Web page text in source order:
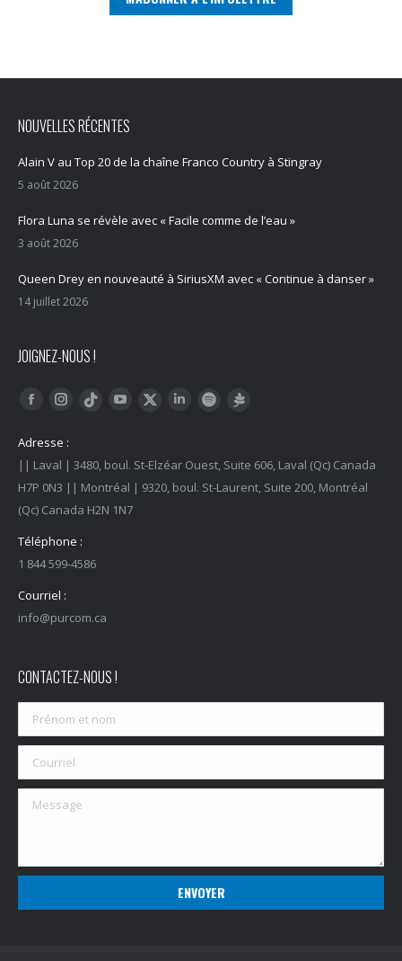
NOUVELLES RÉCENTES
Alain V au Top 20 de la chaîne Franco Country à Stingray
5 août 2026
Flora Luna se révèle avec « Facile comme de l’eau »
3 août 2026
Queen Drey en nouveauté à SiriusXM avec « Continue à danser »
14 juillet 2026
JOIGNEZ-NOUS !
Trouvez nous sur :
FacebookInstagram
Tiktok YouTubeTwitter LinkedInSpotify
Adresse :
|| Laval | 3480, boul. St-Elzéar Ouest, Suite 606, Laval (Qc) Canada
H7P 0N3 || Montréal | 9320, boul. St-Laurent, Suite 200, Montréal
(Qc) Canada H2N 1N7
Téléphone :
1 844 599-4586
Courriel :
info@purcom.ca
CONTACTEZ-NOUS !